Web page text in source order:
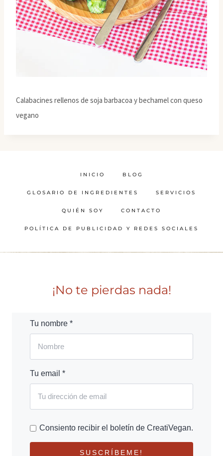
Calabacines rellenos de soja barbacoa y bechamel con queso
vegano
INICIO BLOG
GLOSARIO DE INGREDIENTES SERVICIOS
QUIÉN SOY CONTACTO
POLÍTICA DE PUBLICIDAD Y REDES SOCIALES
¡No te pierdas nada!
Tu nombre *
Tu email *
Consiento recibir el boletín de CreatiVegan.
SUSCRÍBEME!